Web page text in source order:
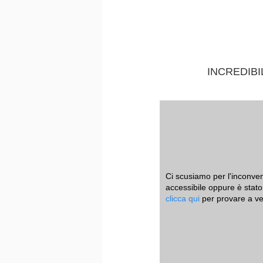
Ci scusiamo per
accessibile oppure è
clicca qui per provare a